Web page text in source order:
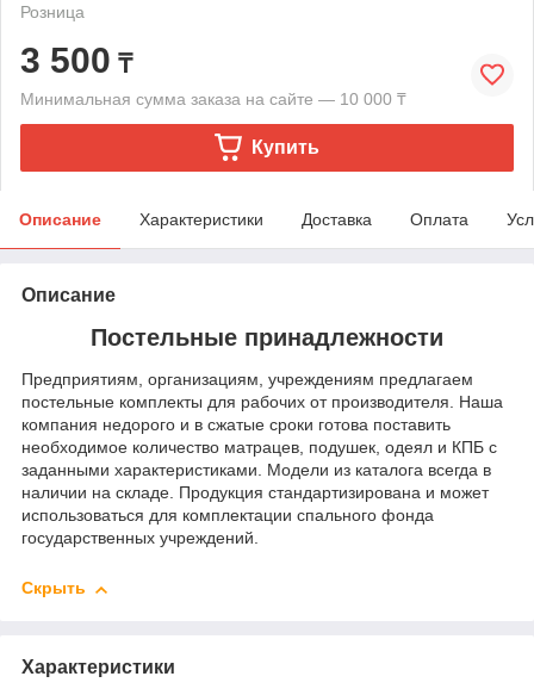
Розница
3 500 ₸
Минимальная сумма заказа на сайте — 10 000 ₸
Купить
Описание Характеристики Доставка Оплата
Описание
Постельные принадлежности
Предприятиям, организациям, учреждениям предлагаем
постельные комплекты для рабочих от производителя. Наша
компания недорого и в сжатые сроки готова поставить
необходимое количество матрацев, подушек, одеял и КПБ с
заданными характеристиками. Модели из каталога всегда в
наличии на складе. Продукция стандартизирована и может
использоваться для комплектации спального фонда
государственных учреждений.
Скрыть
Характеристики